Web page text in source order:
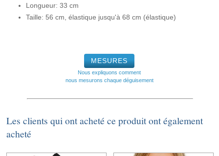
Longueur: 33 cm
Taille: 56 cm, élastique jusqu'à 68 cm (élastique)
MESURES
Nous expliquons comment
nous mesurons chaque déguisement
Les clients qui ont acheté ce produit ont également
acheté